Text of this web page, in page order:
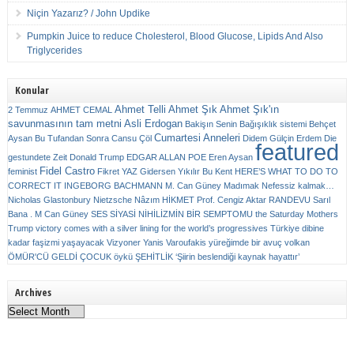
Niçin Yazarız? / John Updike
Pumpkin Juice to reduce Cholesterol, Blood Glucose, Lipids And Also
Triglycerides
Konular
2 Temmuz AHMET CEMAL Ahmet Telli Ahmet Şık Ahmet Şık'ın
savunmasının tam metni Asli Erdogan Bakişın Senin Bağışıklık sistemi Behçet
Aysan Bu Tufandan Sonra Cansu Çöl Cumartesi Anneleri Didem Gülçin Erdem Die
gestundete Zeit Donald Trump EDGAR ALLAN POE Eren Aysan featured
feminist Fidel Castro Fikret YAZ Gidersen Yıkılır Bu Kent HERE’S WHAT TO DO TO
CORRECT IT INGEBORG BACHMANN M. Can Güney Madımak Nefessiz kalmak…
Nicholas Glastonbury Nietzsche Nâzım HİKMET Prof. Cengiz Aktar RANDEVU Sarıl
Bana . M Can Güney SES SİYASİ NİHİLİZMİN BİR SEMPTOMU the Saturday Mothers
Trump victory comes with a silver lining for the world’s progressives Türkiye dibine
kadar faşizmi yaşayacak Vizyoner Yanis Varoufakis yüreğimde bir avuç volkan
ÖMÜR'CÜ GELDİ ÇOCUK öykü ŞEHİTLİK ‘Şiirin beslendiği kaynak hayattır’
Archives
Archives